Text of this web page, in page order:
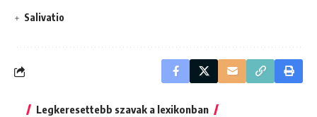
Salivatio
Legkeresettebb szavak a lexikonban